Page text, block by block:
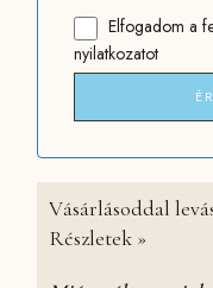
Elfogadom a
nyilatkozatot
Vásárlásoddal
Részletek »